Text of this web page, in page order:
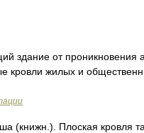
здание от проникновения
кровли жилых и
(книжн.). Плоская кровля